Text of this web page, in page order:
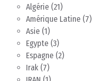
Algérie (21)
Amérique Latine (7)
Asie (1)
Egypte (3)
Espagne (2)
Irak (7)